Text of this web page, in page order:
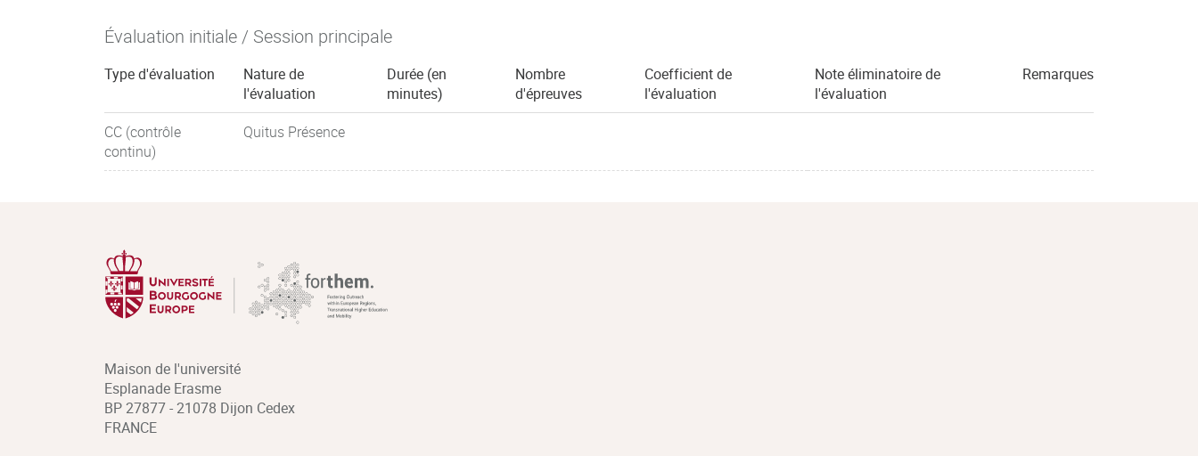
Évaluation initiale / Session principale
Type d'évaluation
Nature de
l'évaluation
Durée (en
minutes)
Nombre
d'épreuves
Coefficient de
l'évaluation
Note éliminatoire de
l'évaluation
Remarques
CC (contrôle
continu)
Quitus Présence
Maison de l'université
Esplanade Erasme
BP 27877 - 21078 Dijon Cedex
FRANCE